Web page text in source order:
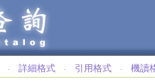
‧ 詳細格式 ‧ 引用格式 ‧ 機讀